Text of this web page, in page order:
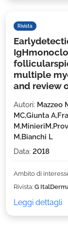
Rivista
multiple
and review
Autori: Mazzeo
MC,Giunta
M,Bianchi L
Data: 2018
Ambito di
Rivista: G
Leggi dettagli